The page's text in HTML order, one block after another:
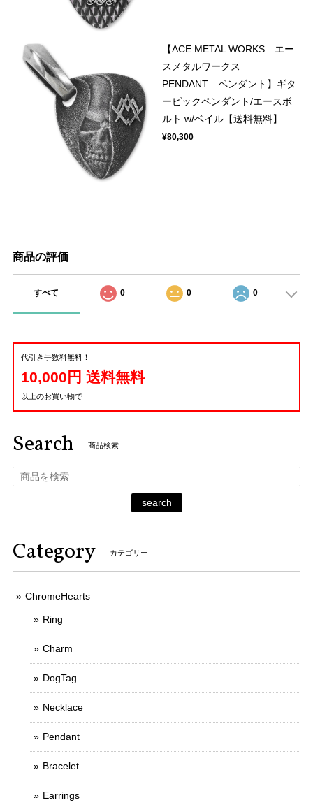
【ACE METAL WORKS エー
スメタルワークス
PENDANT ペンダント】ギタ
ーピックペンダント/エースボ
ルト w/ベイル【送料無料】
¥80,300
商品の評価
すべて 0 0 0
代引き手数料無料！
10,000円 送料無料
以上のお買い物で
Search 商品検索
search
Category カテゴリー
ChromeHearts
Ring
Charm
DogTag
Necklace
Pendant
Bracelet
Earrings